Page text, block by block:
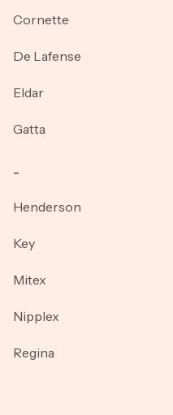
Cornette
De Lafense
Eldar
Gatta
Henderson
Key
Mitex
Nipplex
Regina